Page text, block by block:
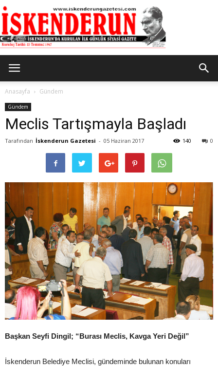
Gazetesi
Anasayfa Gündem
Gündem
Meclis Tartışmayla Başladı
Tarafından İskenderun Gazetesi - 05 Haziran 2017 0
140
Başkan Seyfi Dingil; “Burası Meclis, Kavga Yeri Değil”
İskenderun Belediye Meclisi, gündeminde bulunan konuları